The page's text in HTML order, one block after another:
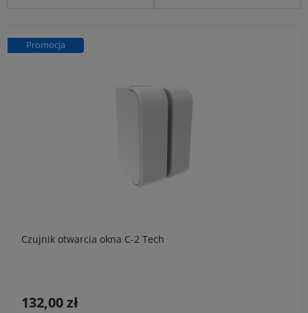
Czujnik otwarcia okna C-2 Tech
132,00 zł
Promocja